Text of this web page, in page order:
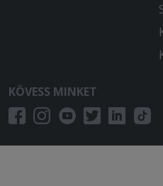
KÖVESS MINKET